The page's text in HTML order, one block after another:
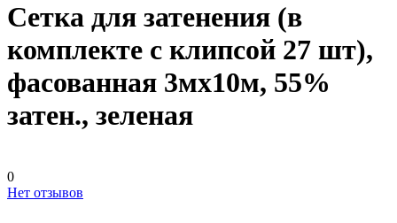
Сетка для затенения (в
комплекте с клипсой 27 шт),
фасованная 3мх10м, 55%
затен., зеленая
0
Нет отзывов